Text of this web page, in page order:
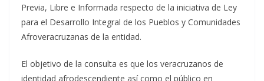
Previa, Libre e Informada respecto de la iniciativa de Ley
para el Desarrollo Integral de los Pueblos y Comunidades
Afroveracruzanas de la entidad.
El objetivo de la consulta es que los veracruzanos de
identidad afrodescendiente así como el público en